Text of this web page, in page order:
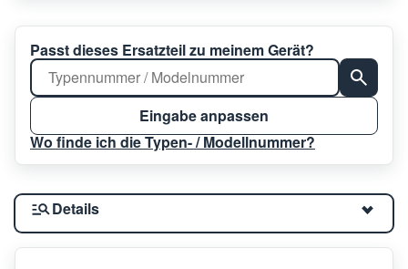
Passt dieses Ersatzteil zu meinem Gerät?
Eingabe anpassen
Wo finde ich die Typen- / Modellnummer?
Details